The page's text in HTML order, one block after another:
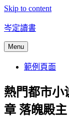
Skip to content
岑定讀書
Menu
範例頁面
熱門都市小
章 落魄殿